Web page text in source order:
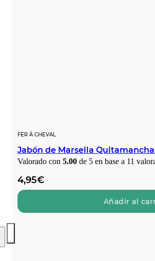
FER À CHEVAL
Jabón de Marsella
Valorado con 5.00 de 5 en base a 11
4,95€
Añadir al